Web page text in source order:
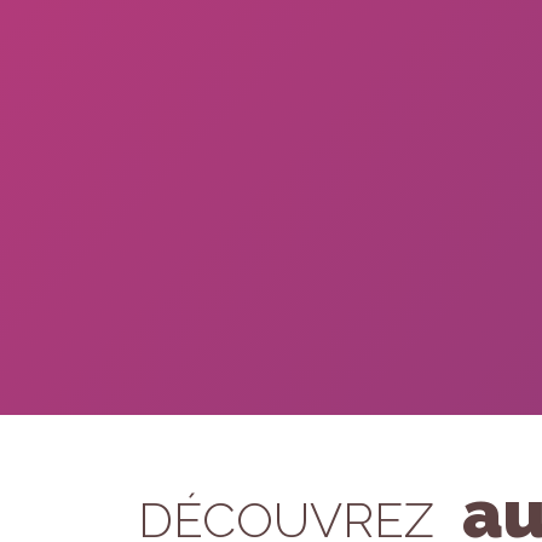
DÉCOUVREZ